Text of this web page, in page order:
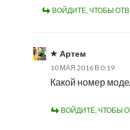
ВОЙДИТЕ, ЧТОБЫ
Артем
10 МАЯ 2016 В 0:19
Какой номер
ВОЙДИТЕ, ЧТОБЫ